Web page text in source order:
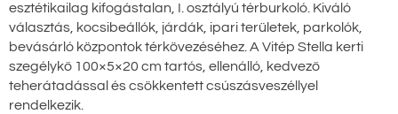
esztétikailag kifogástalan, I. osztályú térburkoló. Kiváló
választás, kocsibeállók, járdák, ipari területek, parkolók,
bevásárló központok térkövezéséhez. A Vitép Stella kerti
szegélykő 100×5×20 cm tartós, ellenálló, kedvező
teherátadással és csökkentett csúszásveszéllyel
rendelkezik.